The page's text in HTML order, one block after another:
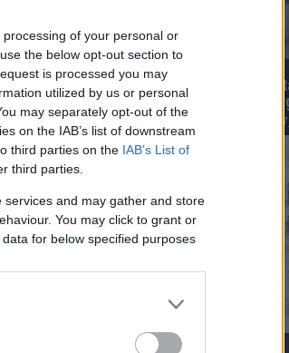
of your personal or
the below opt-out section to
is processed you may
utilized by us or personal
may separately opt-out of the
on the IAB’s list of downstream
third parties on the IAB’s List of
third parties.
and may gather and store
You may click to grant or
for below specified purposes
7 módszer, ahogy a
tudják a villamos